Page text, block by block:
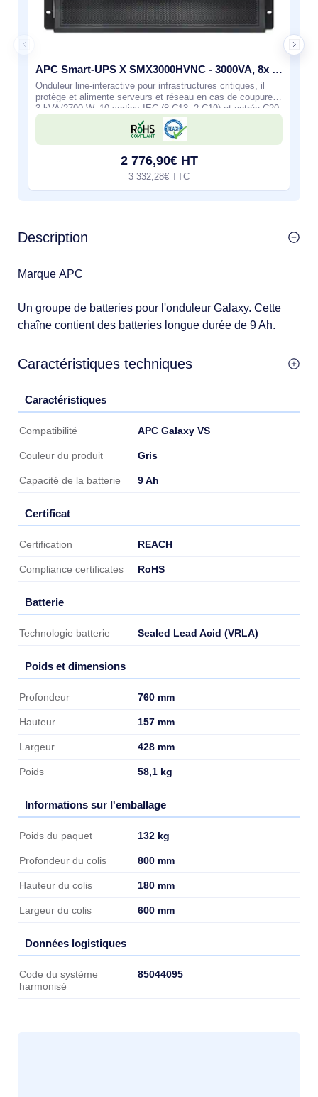
APC Smart-UPS X SMX3000HVNC - 3000VA, 8x C13 + 2x C19 sortie, USB, runtime extensible, profondeur li
Onduleur line-interactive pour infrastructures critiques, il
protège et alimente serveurs et réseau en cas de coupure.
3 kVA/2700 W, 10 sorties IEC (8 C13, 2 C19) et entrée C20.
Rack/tour 4U, onde
2 776,90€ HT
3 332,28€ TTC
Description
Marque APC
Un groupe de batteries pour l'onduleur Galaxy. Cette
chaîne contient des batteries longue durée de 9 Ah.
Caractéristiques techniques
Caractéristiques
Caractéristiques
Compatibilité APC Galaxy VS
Couleur du produit Gris
Capacité de la batterie 9 Ah
Certificat
Certificat
Certification REACH
Compliance certificates RoHS
Batterie
Batterie
Technologie batterie Sealed Lead Acid (VRLA)
Poids et dimensions
Poids et dimensions
Profondeur 760 mm
Hauteur 157 mm
Largeur 428 mm
Poids 58,1 kg
Informations sur l'emballage
Informations sur l'emballage
Poids du paquet 132 kg
Profondeur du colis 800 mm
Hauteur du colis 180 mm
Largeur du colis 600 mm
Données logistiques
Données logistiques
Code du système
harmonisé
85044095